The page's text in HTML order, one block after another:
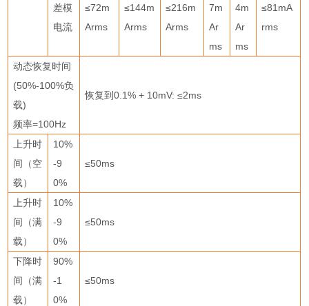
差模
电流
≤72m
Arms
≤144m
Arms
≤216m
Arms
7m
Ar
ms
4m
Ar
ms
≤81mA
rms
动态恢复时间
(50%-100%负
载)
频率=100Hz
恢复到0.1% + 10mV:≤2ms
上升时
间（空
载）
10%
-9
0%
≤50ms
上升时
间（满
载）
10%
-9
0%
≤50ms
下降时
间（满
载）
90%
-1
0%
≤50ms